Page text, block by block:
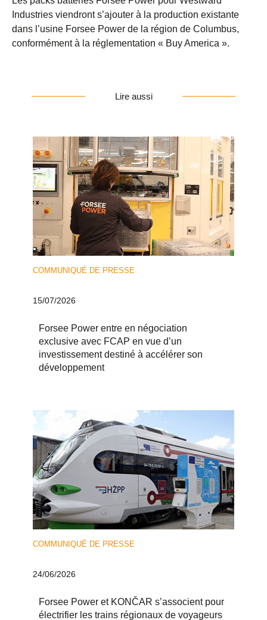
Industries viendront s’ajouter à la production existante
dans l’usine Forsee Power de la région de Columbus,
conformément à la réglementation « Buy America ».
Lire aussi
COMMUNIQUÉ DE PRESSE
15/07/2026
Forsee Power entre en négociation
exclusive avec FCAP en vue d’un
investissement destiné à accélérer son
développement
COMMUNIQUÉ DE PRESSE
24/06/2026
Forsee Power et KONČAR s’associent pour
électrifier les trains régionaux de voyageurs